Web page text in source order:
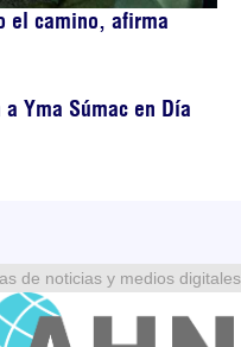
el camino, afirma
Yma Súmac en Día
de noticias y medios digitales